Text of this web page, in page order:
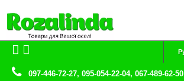
097-446-72-27, 095-054-22-04, 067-489-62-